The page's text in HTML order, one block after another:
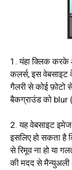
1. यंहा क्लिक
कलर्स, इस वेबसाइट
गैलरी से कोई
बैकग्राउंड को
2. यह वेबसाइट
इसलिए हो सकता है
से रिमूव ना हो या
की मदद से मैन्युअली